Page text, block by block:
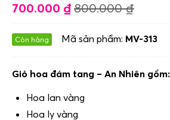
700.000 ₫ 800.000₫
Còn hàng Mã sản phẩm: MV-313
Giỏ hoa đám tang – An Nhiên gồm:
Hoa lan vàng
Hoa ly vàng